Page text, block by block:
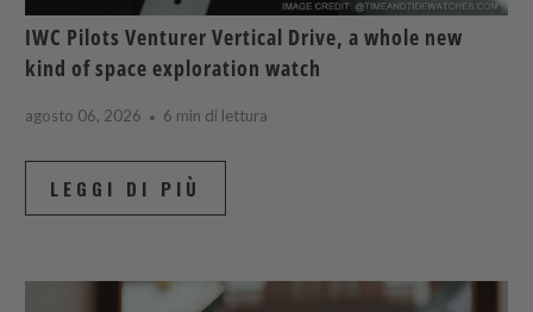
IWC Pilots Venturer Vertical Drive, a whole new
kind of space exploration watch
agosto 06, 2026 6 min di lettura
LEGGI DI PIÙ